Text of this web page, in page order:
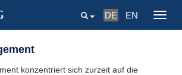
DE EN
konzentriert sich zurzeit auf die